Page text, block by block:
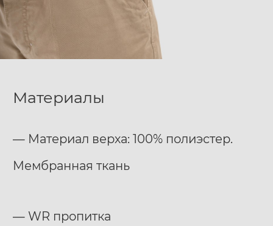
Материалы
— Материал верха: 100% полиэстер.
Мембранная ткань
— WR пропитка